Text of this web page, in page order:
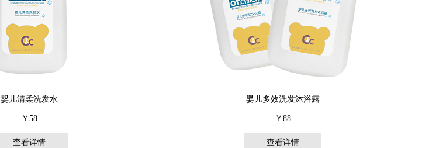
婴儿清柔洗发水
￥58
查看详情
婴儿多效洗发沐浴露
￥88
查看详情